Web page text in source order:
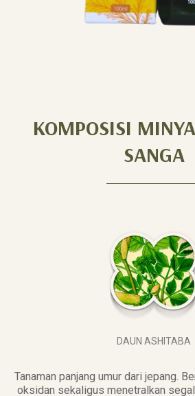
KOMPOSISI
SANGA
DAUN ASHITABA
Tanaman panjang umur dari jepang.
oksidan sekaligus menetralkan